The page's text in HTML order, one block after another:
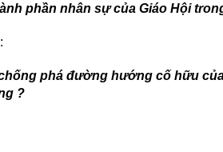
phần nhân sự của Giáo Hội
phá đường hướng cố hữu
?